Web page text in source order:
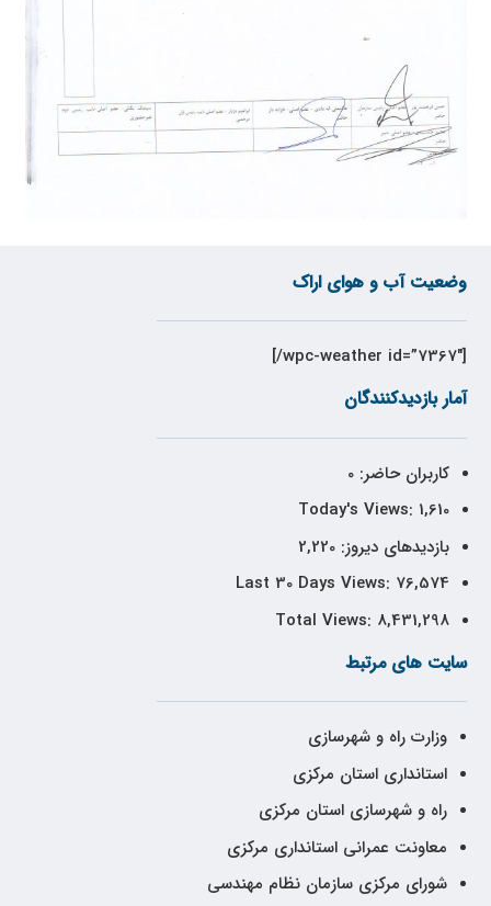
وضعیت آب و هوای اراک
[wpc-weather id=”7367″/]
آمار بازدیدکنندگان
کاربران حاضر:0
Today's Views: 1,610
بازدیدهای دیروز:2,220
Last 30 Days Views: 76,574
Total Views: 8,431,298
سایت های مرتبط
وزارت راه و شهرسازی
استانداری استان مرکزی
راه و شهرسازی استان مرکزی
معاونت عمرانی استانداری مرکزی
شورای مرکزی سازمان نظام مهندسی